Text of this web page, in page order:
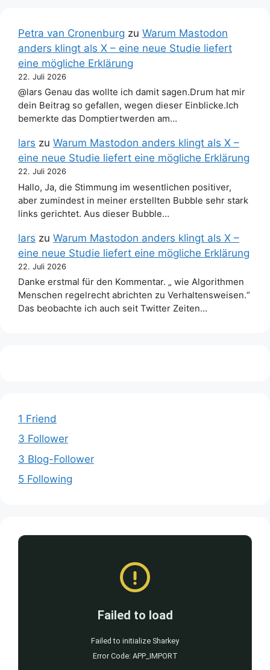
Petra van Cronenburg zu Warum Mastodon
anders klingt als X – eine neue Studie liefert
eine mögliche Erklärung
22. Juli 2026
@lars Genau das wollte ich damit sagen.Drum hat mir
dein Beitrag so gefallen, wegen dieser Einblicke.Ich
bemerkte das Domptiertwerden am…
lars zu Warum Mastodon anders klingt als X –
eine neue Studie liefert eine mögliche Erklärung
22. Juli 2026
Hallo, Ja, die Stimmung im wesentlichen positiver,
aber zumindest in meiner erstellten Bubble sehr stark
links gerichtet. Aus dieser Bubble…
lars zu Warum Mastodon anders klingt als X –
eine neue Studie liefert eine mögliche Erklärung
22. Juli 2026
Danke erstmal für den Kommentar. „ wie Algorithmen
Menschen regelrecht abrichten zu Verhaltensweisen.“
Das beobachte ich auch seit Twitter Zeiten…
1 Friend
3 Follower
3 Blog-Follower
5 Following